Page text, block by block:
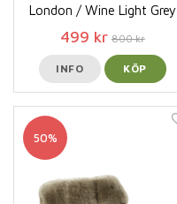
London / Wine Light Grey
499 kr 800 kr
INFO KÖP
50%